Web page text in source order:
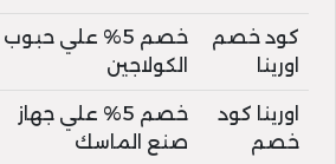
كود خصم
اورينا
خصم 5% علي حبوب
الكولاجين
اورينا كود
خصم
خصم 5% علي جهاز
صنع الماسك